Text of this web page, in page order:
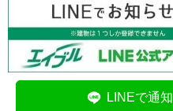
LINEで通